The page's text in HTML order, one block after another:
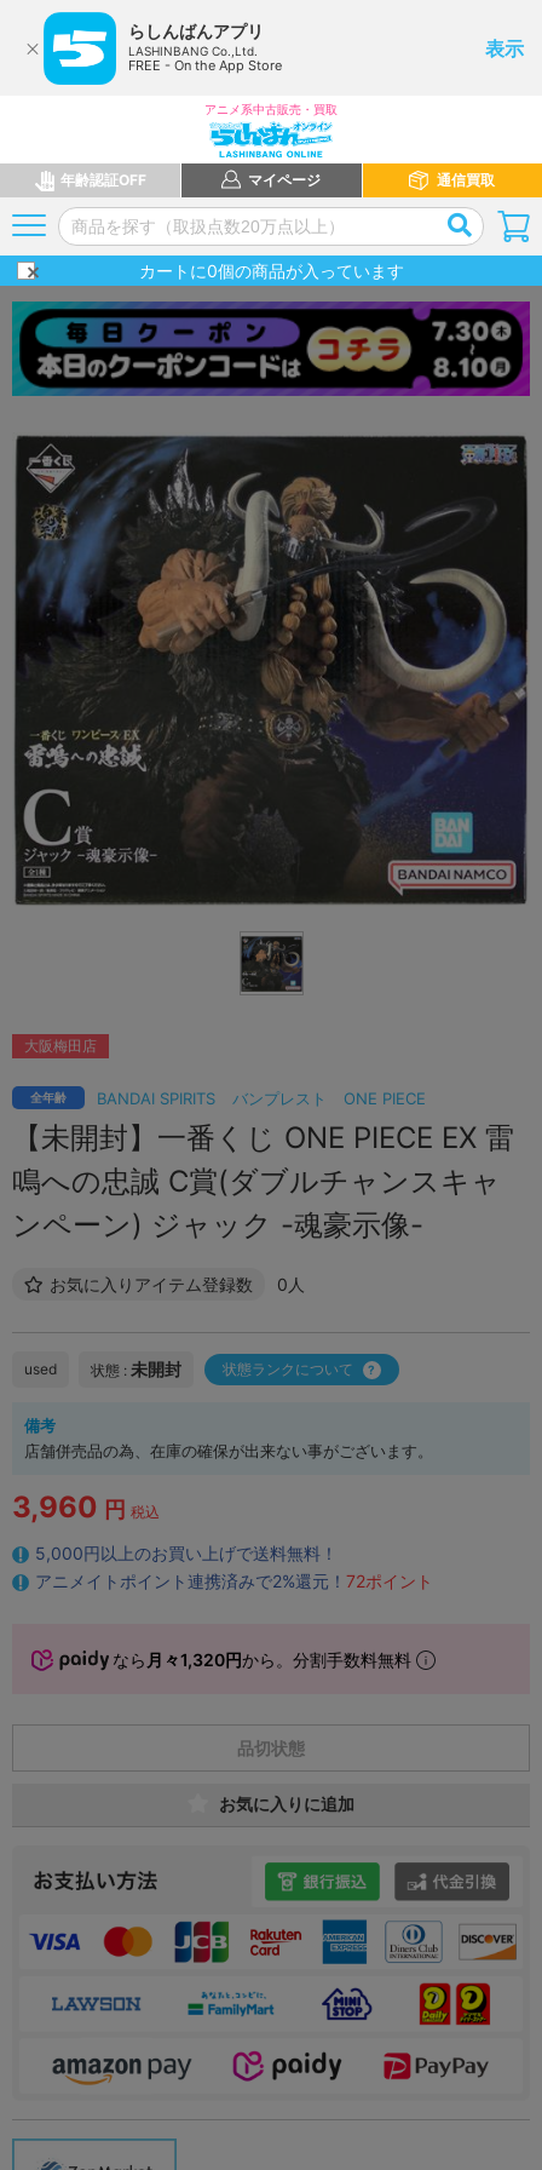
らしんばんアプリ
LASHINBANG Co.,Ltd.
FREE - On the App Store
表示
アニメ系中古販売・買取
年齢認証OFF マイページ 通信買取
カートに0個の商品が入っています
BANDAI SPIRITS バンプレスト ONE PIECE
全年齢
【未開封】一番くじ ONE PIECE EX 雷
鳴への忠誠 C賞(ダブルチャンスキャ
ンペーン) ジャック -魂豪示像-
お気に入りアイテム登録数 0人
大阪梅田店
used 状態 : 未開封 状態ランクについて
備考
店舗併売品の為、在庫の確保が出来ない事がございます。
3,960 円 税込
5,000円以上のお買い上げで送料無料！
アニメイトポイント連携済みで2%還元！ 72ポイント
なら 月々1,320円から。分割手数料無料
品切状態
お気に入りに追加